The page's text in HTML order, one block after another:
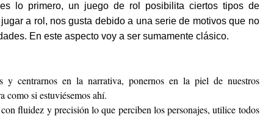
lo primero, un juego de rol posibilita ciertos tipos de
a rol, nos gusta debido a una serie de motivos que no
En este aspecto voy a ser sumamente clásico.
y centrarnos en la narrativa, ponernos en la piel de nuestros
como si estuviésemos ahí.
fluidez y precisión lo que perciben los personajes, utilice todos